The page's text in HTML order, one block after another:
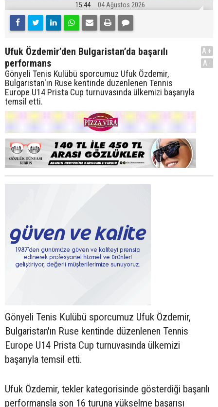
15:44 04 Ağustos 2026
Ufuk Özdemir’den Bulgaristan’da başarılı
performans
Gönyeli Tenis Kulübü sporcumuz Ufuk Özdemir,
Bulgaristan'ın Ruse kentinde düzenlenen Tennis
Europe U14 Prista Cup turnuvasında ülkemizi başarıyla
temsil etti.
A+
A-
Gönyeli Tenis Kulübü sporcumuz Ufuk Özdemir,
Bulgaristan'ın Ruse kentinde düzenlenen Tennis
Europe U14 Prista Cup turnuvasında ülkemizi
başarıyla temsil etti.
Ufuk Özdemir, tekler kategorisinde gösterdiği başarılı
performansla son 16 turuna yükselme başarısı